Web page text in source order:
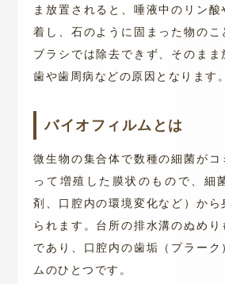
ま放置されると、唾液中のリン
着し、石のように固まった物のこ
ブラシでは除去できず、そのまま
歯や歯周病などの原因となります。
バイオフィルムとは
微生物の集合体で数種の細菌がコ
って増殖した膜状のもので、細
剤、口腔内の環境変化など）から
られます。台所の排水溝のぬめり
であり、口腔内の歯垢（プラーク
ムのひとつです。